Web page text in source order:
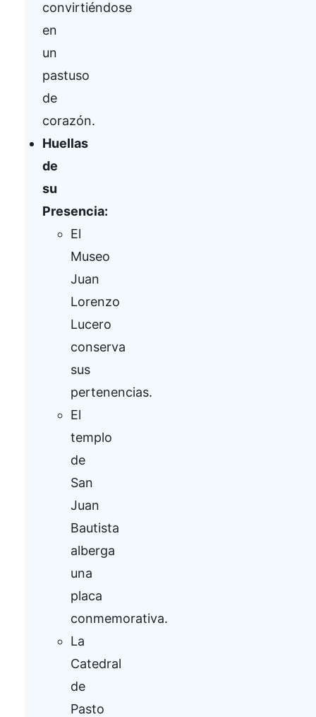
convirtiéndose
en
un
pastuso
de
corazón.
Huellas
de
su
Presencia:
El
Museo
Juan
Lorenzo
Lucero
conserva
sus
pertenencias.
El
templo
de
San
Juan
Bautista
alberga
una
placa
conmemorativa.
La
Catedral
de
Pasto